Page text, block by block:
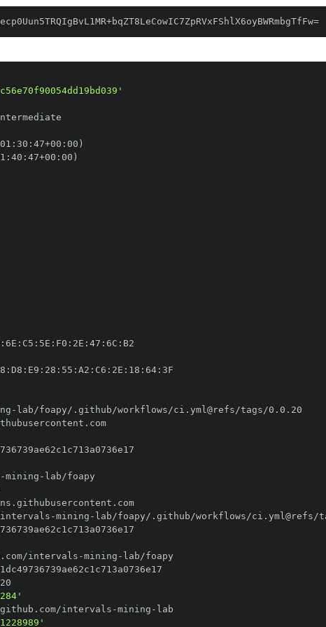
: 30 : 47+00 :
: 40 : 47+00 :
: 6E : C5 : 5E : F0 : 2E : 47 : 6C :
: D8 : E9 : 28 : 55 : A2 : C6 : 2E : 18 : 64:
-
//token.actions.githubusercontent.com
-mining -
//token.actions.githubusercontent.com
-mining -
intervals -mining -
intervals-mining -